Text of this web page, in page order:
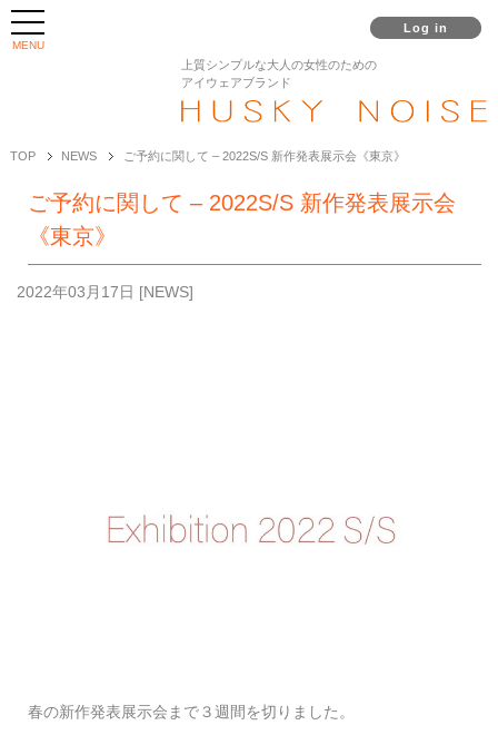
Log in
MENU
上質シンプルな大人の女性のための
アイウェアブランド
TOP NEWS ご予約に関して – 2022S/S 新作発表展示会《東京》
ご予約に関して – 2022S/S 新作発表展示会
《東京》
2022年03月17日 [NEWS]
春の新作発表展示会まで３週間を切りました。